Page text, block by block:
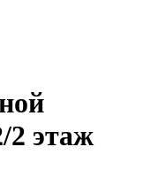
2 этаж